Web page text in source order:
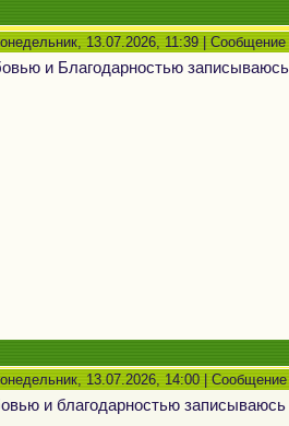
13.07.2026, 11:39 |
и Благодарностью
13.07.2026, 14:00 |
и благодарностью записываюсь